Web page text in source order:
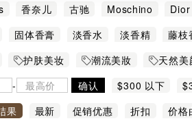
购物满HKD500
LBuy获香港知识产权署颁发
LBuy MEGA SALE 精选名
香奈儿 古驰 Moschino Dior
PEAU BEAUTÉ
Clarity Blend
MM6 Maison Margiela Moody
YSL
固体香膏 淡香水 淡香精 藤枝
套装
香薰机 香薰蜡烛
护肤美妆 潮流美妝 天然美
- 确认 $300 以下
果 最新 促销优惠 折扣 价格